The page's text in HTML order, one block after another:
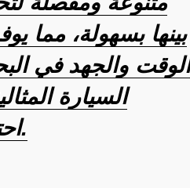
بينها بسهولة، مما
الوقت والجهد في
السيارة
احتياجاتك.